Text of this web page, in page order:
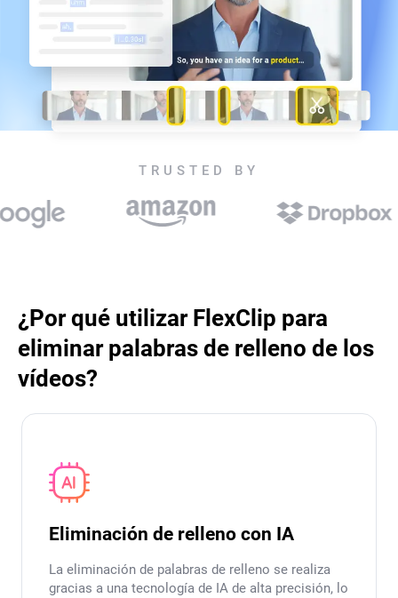
TRUSTED BY
¿Por qué utilizar FlexClip para
eliminar palabras de relleno de los
vídeos?
Eliminación de relleno con IA
La eliminación de palabras de relleno se realiza
gracias a una tecnología de IA de alta precisión, lo